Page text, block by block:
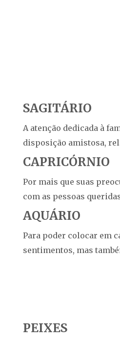
SAGITÁRIO
A atenção dedicada à
disposição amistosa,
CAPRICÓRNIO
Por mais que suas
com as pessoas
AQUÁRIO
Para poder colocar em
sentimentos, mas
PEIXES